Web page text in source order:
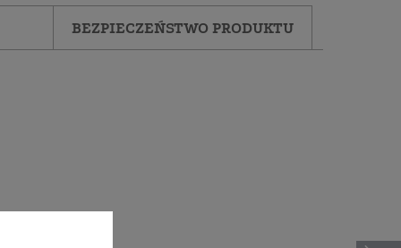
BEZPIECZEŃSTWO PRODUKTU